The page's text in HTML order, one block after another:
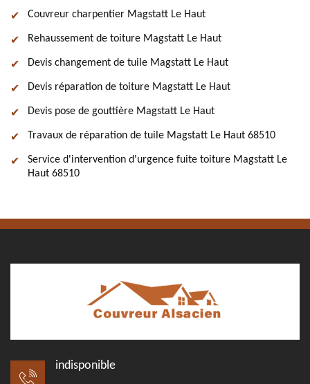
Couvreur charpentier Magstatt Le Haut
Rehaussement de toiture Magstatt Le Haut
Devis changement de tuile Magstatt Le Haut
Devis réparation de toiture Magstatt Le Haut
Devis pose de gouttière Magstatt Le Haut
Travaux de réparation de tuile Magstatt Le Haut 68510
Service d'intervention d'urgence fuite toiture Magstatt Le
Haut 68510
indisponible